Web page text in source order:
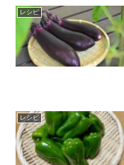
レシピ
レシピ